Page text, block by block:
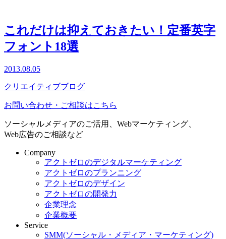
これだけは抑えておきたい！定番英字
フォント18選
2013.08.05
クリエイティブブログ
お問い合わせ・ご相談はこちら
ソーシャルメディアのご活用、Webマーケティング、
Web広告のご相談など
Company
アクトゼロのデジタルマーケティング
アクトゼロのプランニング
アクトゼロのデザイン
アクトゼロの開発力
企業理念
企業概要
Service
SMM(ソーシャル・メディア・マーケティング)